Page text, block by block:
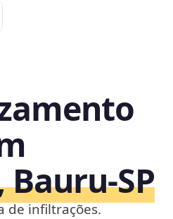
de infiltrações.